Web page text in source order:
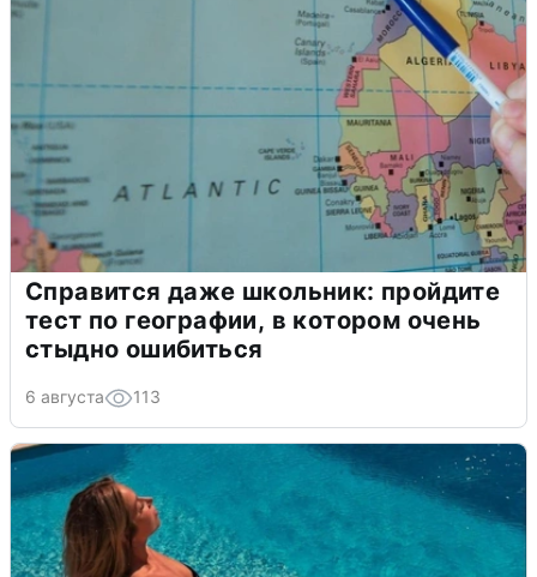
Справится даже школьник: пройдите
тест по географии, в котором очень
стыдно ошибиться
6 августа 113